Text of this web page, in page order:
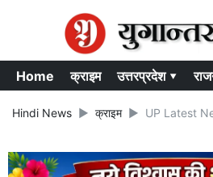
Home क्राइम उत्तरप्रदेश ▾
Hindi News क्राइम UP Latest